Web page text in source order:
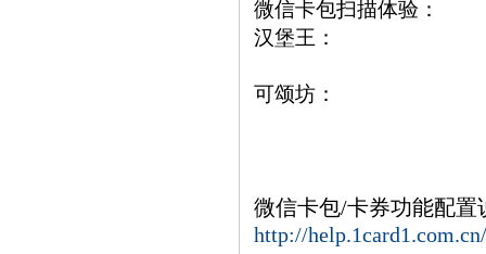
微信卡包扫描体验：
汉堡王：
可颂坊：
微信卡包/卡券功能配置
http://